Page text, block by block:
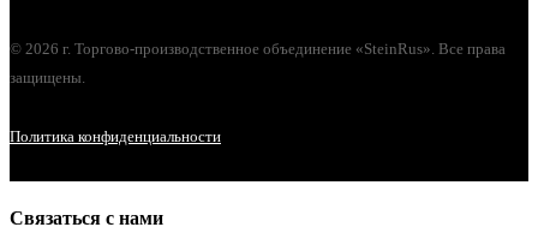
© 2026 г. Торгово-производственное объединение «SteinRus». Все права
защищены.
Политика конфиденциальности
Связаться с нами